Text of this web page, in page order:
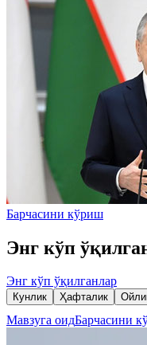
Барчасини кўриш
Энг кўп
Энг кўп ўқилганлар
Кунлик Ҳафталик
Мавзуга оидБарчасини